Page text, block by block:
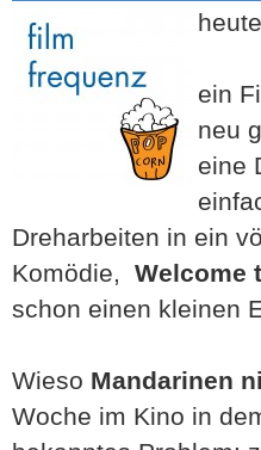
ein
neu
eine
Dreharbeiten in ein
Komödie,
Welcome
schon einen kleinen
Wieso Mandarinen
Woche im Kino in